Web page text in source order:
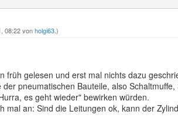
08:22 vonholgi63.)
früh gelesen und erst mal nichts dazu
pneumatischen Bauteile, also
es geht wieder" bewirken würden.
mal an: Sind die Leitungen ok, kann der